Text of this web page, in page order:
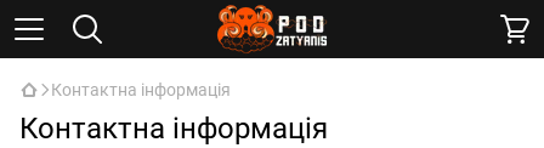
Контактна інформація
Контактна інформація